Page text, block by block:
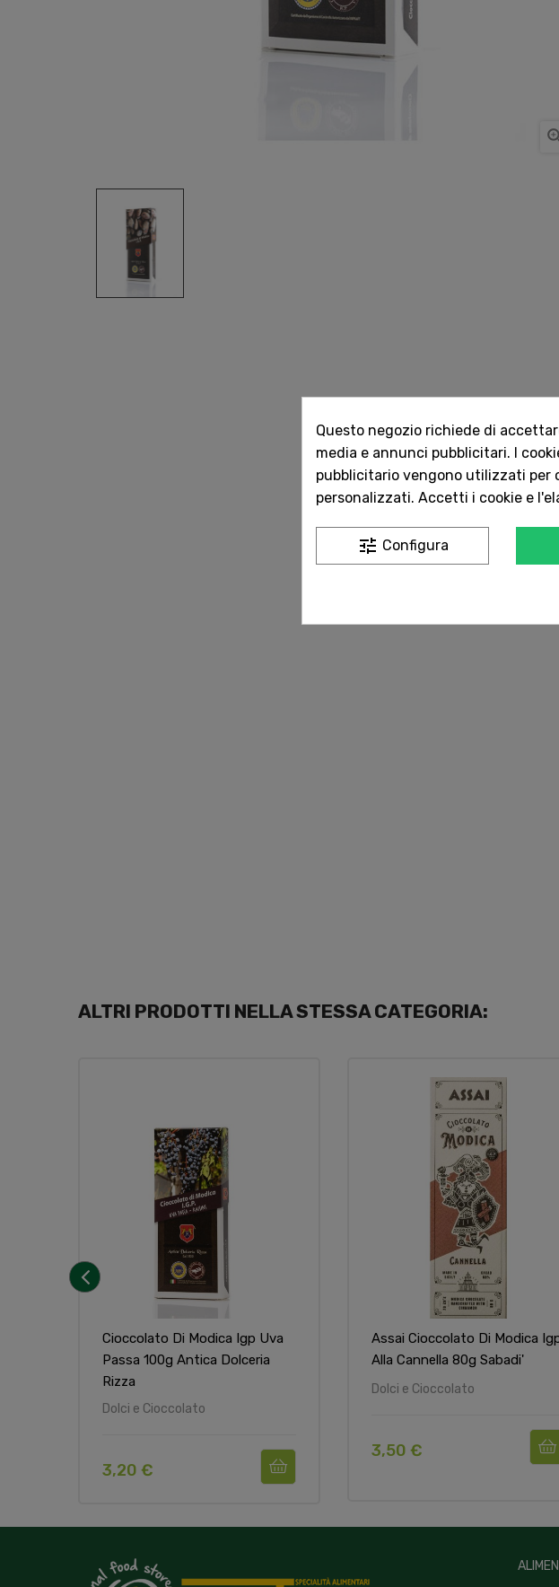
ALTRI PRODOTTI NELLA STESSA CATEGORIA:
Cioccolato Di Modica Igp Uva
Passa 100g Antica Dolceria
Rizza
Dolci e Cioccolato
3,20 €
Assai Cioccolato Di Modica
Alla Cannella 80g Sabadi'
Dolci e Cioccolato
3,50 €
Questo negozio richiede di
media e annunci pubblicitari. I
pubblicitario vengono utilizzati
personalizzati. Accetti i cookie e
tune Configura